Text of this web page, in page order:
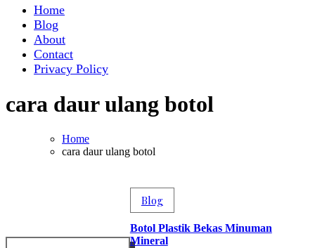
Home
Blog
About
Contact
Privacy Policy
cara daur ulang botol
Home
cara daur ulang botol
Blog
Botol Plastik Bekas Minuman
Mineral